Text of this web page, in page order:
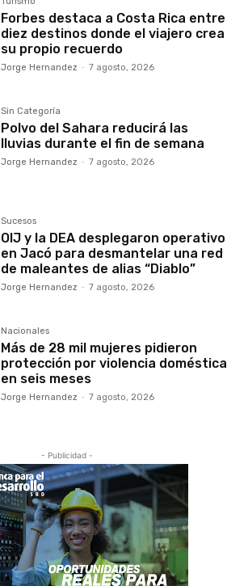
Forbes destaca a Costa Rica entre
diez destinos donde el viajero crea
su propio recuerdo
Jorge Hernandez - 7 agosto, 2026
Sin Categoría
Polvo del Sahara reducirá las
lluvias durante el fin de semana
Jorge Hernandez - 7 agosto, 2026
Sucesos
OIJ y la DEA desplegaron operativo
en Jacó para desmantelar una red
de maleantes de alias “Diablo”
Jorge Hernandez - 7 agosto, 2026
Nacionales
Más de 28 mil mujeres pidieron
protección por violencia doméstica
en seis meses
Jorge Hernandez - 7 agosto, 2026
- Publicidad -